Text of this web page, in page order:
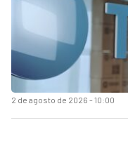
2 de agosto de 2026 - 10:00